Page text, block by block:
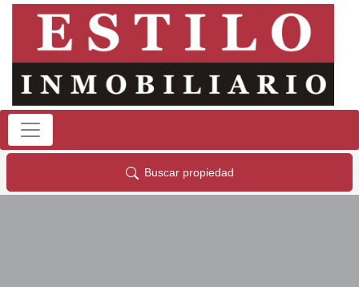
Buscar propiedad